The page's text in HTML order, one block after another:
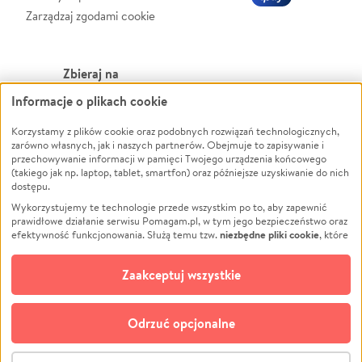
Zarządzaj zgodami cookie
Zbieraj na
Leczenie
Zwierzęta
Pożar
Ukraina
Pomoc Finansowa
Projekty
Pogrzeb
Społeczność lokalna
Kultura
Powódź
Wichura
NGO
Edukacja
Podróż
Impreza
Ochrona środowiska
Biznes
© CROWDING SP. Z O.O.
Informacje o plikach cookie
Korzystamy z plików cookie oraz podobnych rozwiązań technologicznych,
zarówno własnych, jak i naszych partnerów. Obejmuje to zapisywanie i
przechowywanie informacji w pamięci Twojego urządzenia końcowego
(takiego jak np. laptop, tablet, smartfon) oraz późniejsze uzyskiwanie do nich
dostępu.
Wykorzystujemy te technologie przede wszystkim po to, aby zapewnić
prawidłowe działanie serwisu Pomagam.pl, w tym jego bezpieczeństwo oraz
efektywność funkcjonowania. Służą temu tzw.niezbędne pliki cookie, które
opcjonalnych plików cookie
technologii do celów analitycznych i retargetingowych. Możesz wyrazić
zgodę na ich stosowanie lub jej odmówić. W dowolnym momencie masz
możliwość zmiany swoich preferencji na stronie „Zarządzaj zgodami cookie”,
do której link znajdziesz w stopce serwisu Pomagam.pl. Opcjonalne pliki
cookie wykorzystywane są w następujących celach:
Odrzuć opcjonalne
Zaakceptuj wszystkie